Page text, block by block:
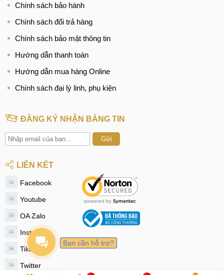
Chính sách bảo hành
Chính sách đổi trả hàng
Chính sách bảo mật thông tin
Hướng dẫn thanh toán
Hướng dẫn mua hàng Online
Chính sách đại lý linh, phụ kiện
ĐĂNG KÝ NHẬN BẢNG TIN
Gửi
LIÊN KẾT
Facebook
Youtube
OA Zalo
Instagram
Tiktok
Twitter
Bạn cần hỗ trợ?